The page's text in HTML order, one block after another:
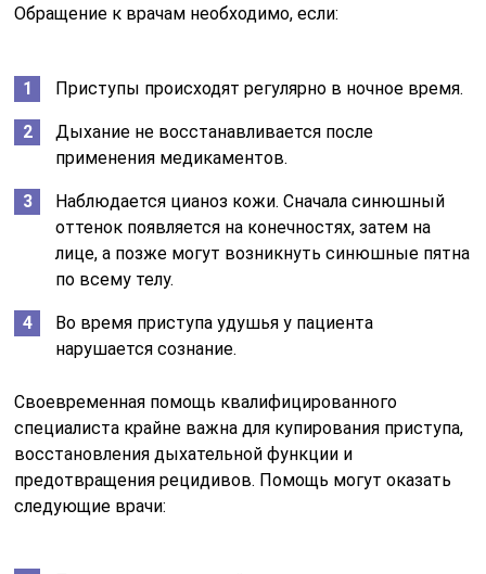
Обращение к врачам необходимо, если:
Приступы происходят регулярно в ночное время.
Дыхание не восстанавливается после
применения медикаментов.
Наблюдается цианоз кожи. Сначала синюшный
оттенок появляется на конечностях, затем на
лице, а позже могут возникнуть синюшные пятна
по всему телу.
Во время приступа удушья у пациента
нарушается сознание.
Своевременная помощь квалифицированного
специалиста крайне важна для купирования приступа,
восстановления дыхательной функции и
предотвращения рецидивов. Помощь могут оказать
следующие врачи: